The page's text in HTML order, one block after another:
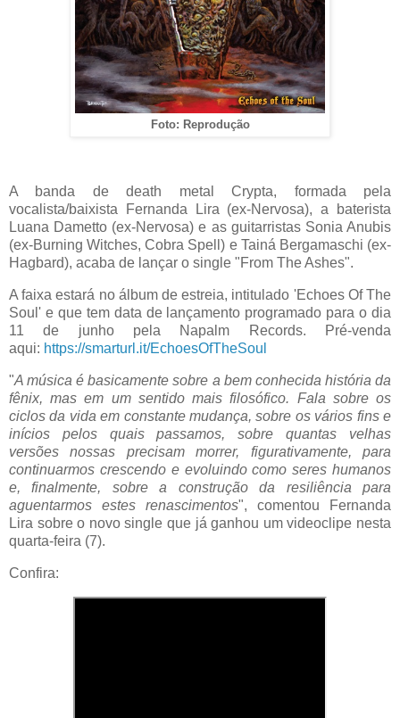
Foto: Reprodução
A banda de death metal Crypta, formada pela
vocalista/baixista Fernanda Lira (ex-Nervosa), a baterista
Luana Dametto (ex-Nervosa) e as guitarristas Sonia Anubis
(ex-Burning Witches, Cobra Spell) e Tainá Bergamaschi (ex-
Hagbard), acaba de lançar o single "From The Ashes".
A faixa estará no álbum de estreia, intitulado 'Echoes Of The
Soul' e que tem data de lançamento programado para o dia
11 de junho pela Napalm Records. Pré-venda
aqui: https://smarturl.it/EchoesOfTheSoul
"A música é basicamente sobre a bem conhecida história da
fênix, mas em um sentido mais filosófico. Fala sobre os
ciclos da vida em constante mudança, sobre os vários fins e
inícios pelos quais passamos, sobre quantas velhas
versões nossas precisam morrer, figurativamente, para
continuarmos crescendo e evoluindo como seres humanos
e, finalmente, sobre a construção da resiliência para
aguentarmos estes renascimentos", comentou Fernanda
Lira sobre o novo single que já ganhou um videoclipe nesta
quarta-feira (7).
Confira: